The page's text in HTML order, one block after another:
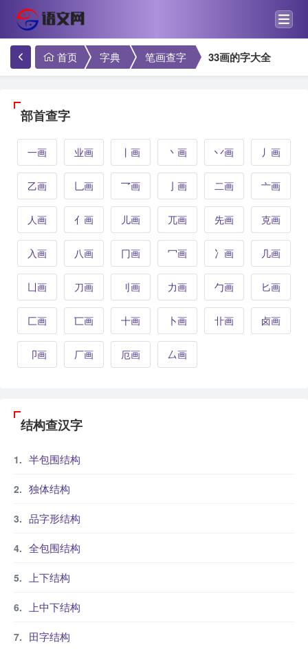
首页 字典 笔画查字 33画的字大全
部首查字
一画 业画 丨画 丶画 丷画 丿画
乙画 乚画 乛画 亅画 二画 亠画
人画 亻画 儿画 兀画 先画 克画
入画 八画 冂画 冖画 冫画 几画
凵画 刀画 刂画 力画 勹画 匕画
匚画 匸画 十画 卜画 卝画 卤画
卩画 厂画 厄画 厶画
结构查汉字
半包围结构
独体结构
品字形结构
全包围结构
上下结构
上中下结构
田字结构